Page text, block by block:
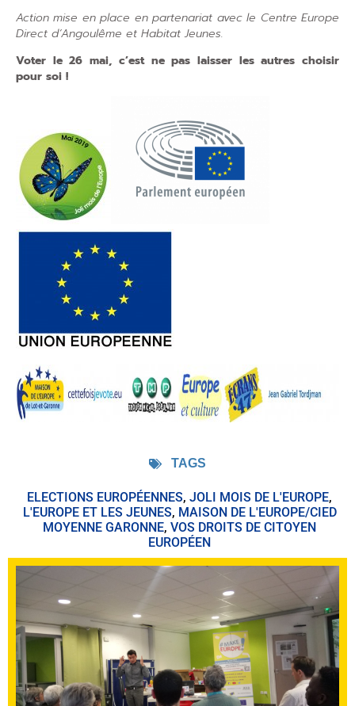
Action mise en place en partenariat avec le Centre Europe
Direct d’Angoulême et Habitat Jeunes.
Voter le 26 mai, c’est ne pas laisser les autres choisir
pour soi !
TAGS
ELECTIONS EUROPÉENNES, JOLI MOIS DE L'EUROPE,
L'EUROPE ET LES JEUNES, MAISON DE L'EUROPE/CIED
MOYENNE GARONNE, VOS DROITS DE CITOYEN
EUROPÉEN